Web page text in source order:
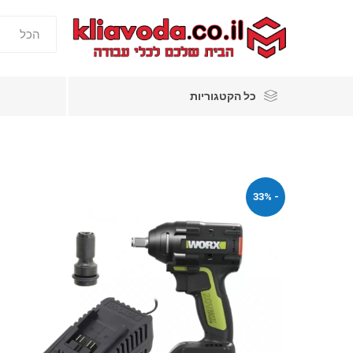
כל הקטגוריות
- 33%